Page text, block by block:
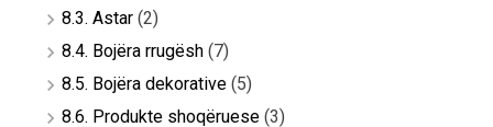
8.3. Astar (2)
8.4. Bojëra rrugësh (7)
8.5. Bojëra dekorative (5)
8.6. Produkte shoqëruese (3)